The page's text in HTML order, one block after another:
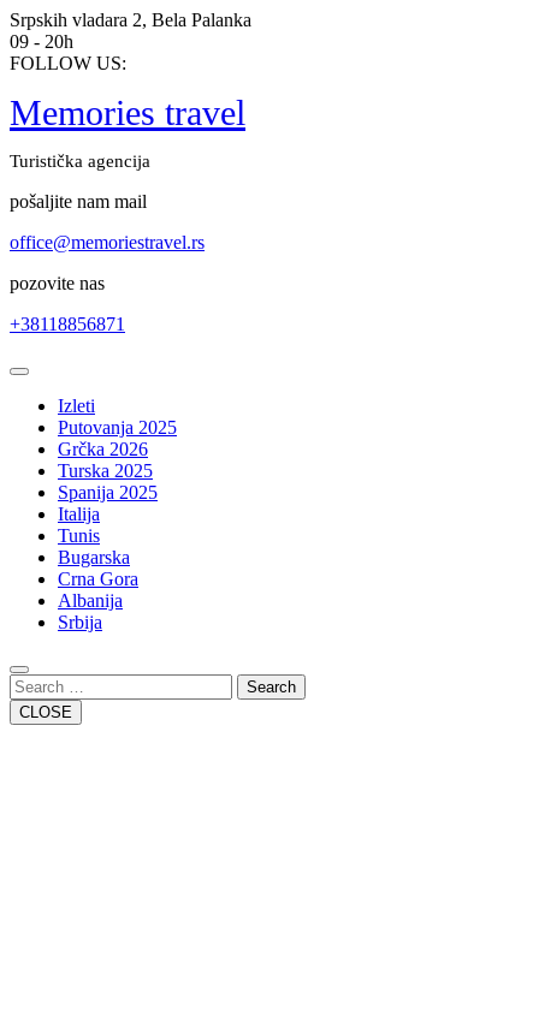
Skip
to
content
Srpskih vladara 2, Bela Palanka
09 - 20h
FOLLOW US:
Memories travel
Turistička agencija
pošaljite nam mail
office@memoriestravel.rs
pozovite nas
+38118856871
Open
ButtonIzleti
Putovanja 2025
Grčka 2026
Turska 2025
Spanija 2025
Italija
Tunis
Bugarska
Crna Gora
Albanija
Srbija
Close
Button
Search
CLOSE